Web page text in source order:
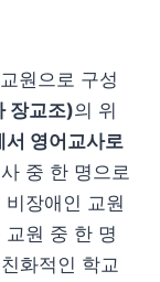
원으로 구성
장교조)의 위
서 영어교사로
중 한 명으로
장애인 교원
교원 중 한 명
화적인 학교